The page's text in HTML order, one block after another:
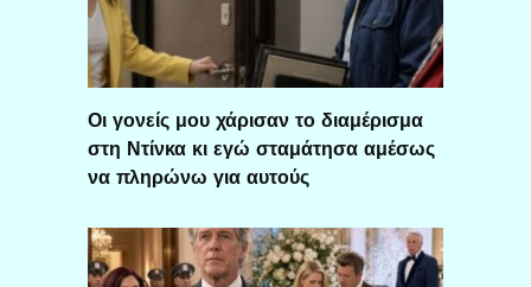
Οι γονείς μου χάρισαν το διαμέρισμα
στη Ντίνκα κι εγώ σταμάτησα αμέσως
να πληρώνω για αυτούς